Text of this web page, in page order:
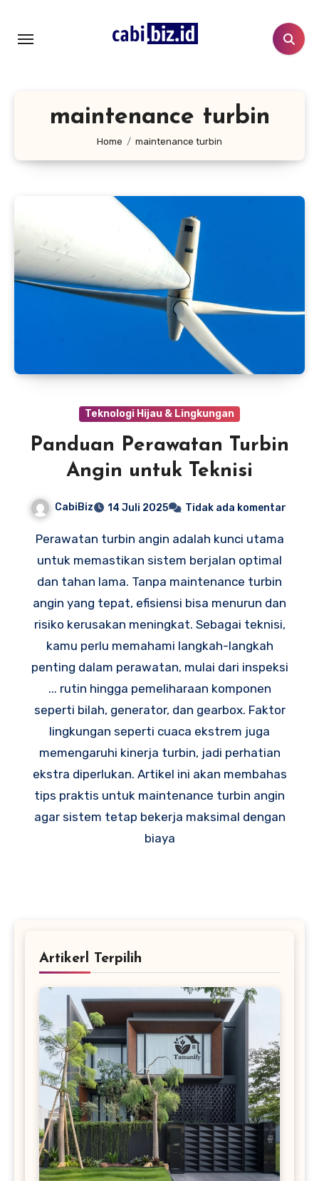
konten
maintenance turbin
Home maintenance turbin
Teknologi Hijau & Lingkungan
Panduan Perawatan Turbin
Angin untuk Teknisi
CabiBiz 14 Juli 2025 Tidak ada komentar
Perawatan turbin angin adalah kunci utama
untuk memastikan sistem berjalan optimal
dan tahan lama. Tanpa maintenance turbin
angin yang tepat, efisiensi bisa menurun dan
risiko kerusakan meningkat. Sebagai teknisi,
kamu perlu memahami langkah-langkah
penting dalam perawatan, mulai dari inspeksi
... rutin hingga pemeliharaan komponen
seperti bilah, generator, dan gearbox. Faktor
lingkungan seperti cuaca ekstrem juga
memengaruhi kinerja turbin, jadi perhatian
ekstra diperlukan. Artikel ini akan membahas
tips praktis untuk maintenance turbin angin
agar sistem tetap bekerja maksimal dengan
biaya
Artikerl Terpilih